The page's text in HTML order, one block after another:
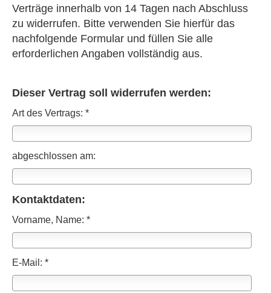
Verträge innerhalb von 14 Tagen nach Abschluss
zu widerrufen. Bitte verwenden Sie hierfür das
nachfolgende Formular und füllen Sie alle
erforderlichen Angaben vollständig aus.
Dieser Vertrag soll widerrufen werden:
Art des Vertrags: *
abgeschlossen am:
Kontaktdaten:
Vorname, Name: *
E-Mail: *